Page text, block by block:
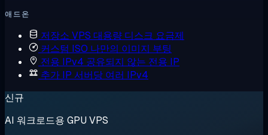
애드온
저장소 VPS 대용량 디스크 요금제
커스텀 ISO 나만의 이미지 부팅
전용 IPv4 공유되지 않는 전용 IP
추가 IP 서버당 여러 IPv4
신규
AI 워크로드용 GPU VPS